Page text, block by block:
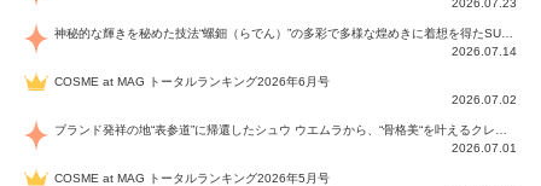
2026.07.23
2026.07.14
COSME at MAG トータルランキング2026年6月号
2026.07.02
2026.07.01
COSME at MAG トータルランキング2026年5月号